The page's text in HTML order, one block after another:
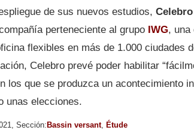
de sus nuevos estudios,
perteneciente al grupo IWG, una
flexibles en más de 1.000 ciudades
Celebro prevé poder habilitar
los que se produzca un acontecimiento
unas elecciones.
Sección:Bassin versant, Étude